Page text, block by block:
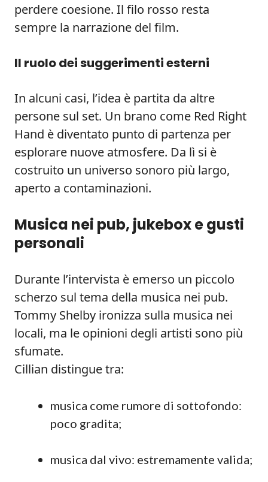
perdere coesione. Il filo rosso resta
sempre la narrazione del film.
Il ruolo dei suggerimenti esterni
In alcuni casi, l’idea è partita da altre
persone sul set. Un brano come Red Right
Hand è diventato punto di partenza per
esplorare nuove atmosfere. Da lì si è
costruito un universo sonoro più largo,
aperto a contaminazioni.
Musica nei pub, jukebox e gusti
personali
Durante l’intervista è emerso un piccolo
scherzo sul tema della musica nei pub.
Tommy Shelby ironizza sulla musica nei
locali, ma le opinioni degli artisti sono più
sfumate.
Cillian distingue tra:
musica come rumore di sottofondo:
poco gradita;
musica dal vivo: estremamente valida;